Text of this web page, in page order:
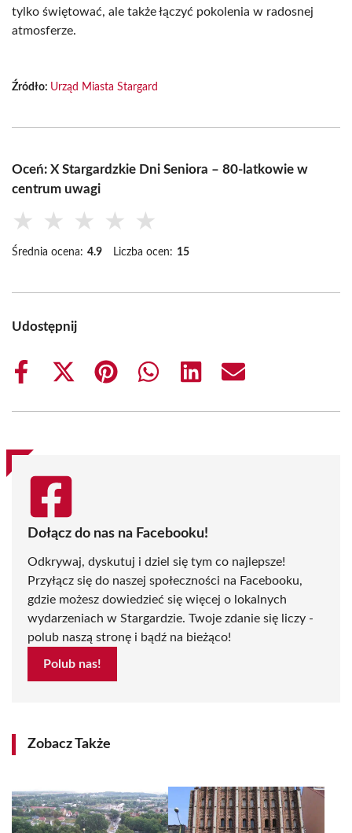
tylko świętować, ale także łączyć pokolenia w radosnej
atmosferze.
Źródło: Urząd Miasta Stargard
Oceń: X Stargardzkie Dni Seniora – 80-latkowie w
centrum uwagi
★ ★ ★ ★ ★
Średnia ocena: 4.9 Liczba ocen: 15
Udostępnij
Share
Share
(Twitter)
Share
Share
Share
Share
Dołącz do nas na Facebooku!
Odkrywaj, dyskutuj i dziel się tym co najlepsze!
Przyłącz się do naszej społeczności na Facebooku,
gdzie możesz dowiedzieć się więcej o lokalnych
wydarzeniach w Stargardzie. Twoje zdanie się liczy -
polub naszą stronę i bądź na bieżąco!
Polub nas!
Zobacz Także